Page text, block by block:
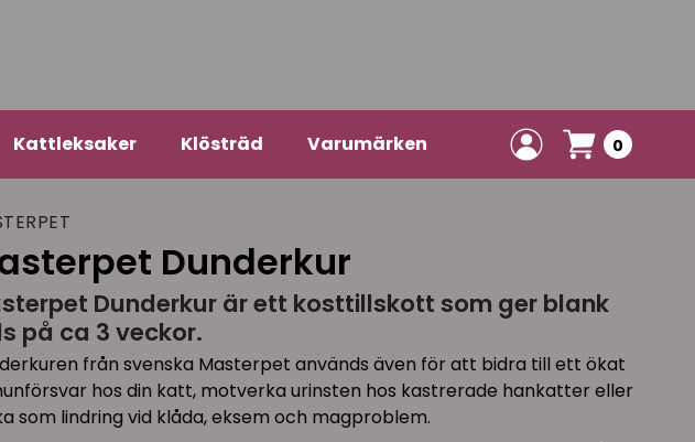
Kattleksaker Klösträd Varumärken 0
Dunderkur
Dunderkur är ett kosttillskott som ger blank
på ca 3 veckor.
från svenska Masterpet används även för att bidra till ett ökat
hos din katt, motverka urinsten hos kastrerade hankatter eller
som lindring vid klåda, eksem och magproblem.